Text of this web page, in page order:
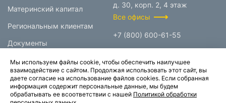
Материнский капитал
Региональным клиентам
Документы
д. 30, корп. 2, 4 этаж
Все офисы
+7 (800) 600-61-55
© 1995-2026.
Мы используем файлы cookie, чтобы обеспечить наилучшее
взаимодействие с сайтом. Продолжая использовать этот сайт, вы
даете согласие на использование файлов cookies. Если собранная
информация содержит персональные данные, мы будем
обрабатывать ее всоответствии с нашей Политикой обработки